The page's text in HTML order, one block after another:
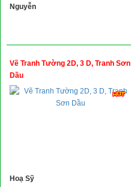
Nguyễn
Vẽ Tranh Tường 2D, 3 D, Tranh Sơn
Dầu
Hoạ Sỹ